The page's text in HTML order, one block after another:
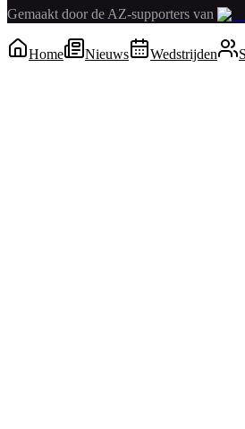
Gemaakt door de AZ-supporters van
Home Nieuws Wedstrijden